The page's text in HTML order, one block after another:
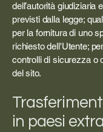
dell’autorità giudiziaria
previsti dalla legge;
per la fornitura di uno
richiesto dell'Utente;
controlli di sicurezza o
del sito.
in paesi